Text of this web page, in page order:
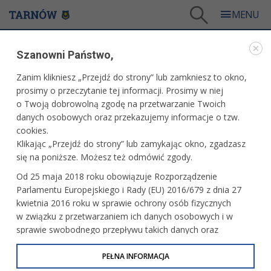
Uczta dla uszu i podniebienia, czyli Jarmark Regionalny
WARTO PRZECZYTAĆ
UCZTA DLA USZU I PODNIEBIENIA, CZYLI
JARMARK REGIONALNY
03.07.2023, 15:21 Redakcja tarnow.pl
Jarmark Regionalny pełen frykasów, pamiątek i muzyki
różnorodnych kapel to kolejna letnia atrakcja dla tarnowian!
Plac Kazimierza 7 i 8 lipca zamieni się w scenę dla
zespołów regionalnych oraz festiwal smaku z wystawcami.
To doskonała okazja, by cieszyć się atmosferą tradycji,
kultury i piękna naszego regionu.
Szanowni Państwo,
Zanim klikniesz „Przejdź do strony” lub zamkniesz to okno,
prosimy o przeczytanie tej informacji. Prosimy w niej
o Twoją dobrowolną zgodę na przetwarzanie Twoich
danych osobowych oraz przekazujemy informacje o tzw.
cookies.
Klikając „Przejdź do strony” lub zamykając okno, zgadzasz
się na poniższe. Możesz też odmówić zgody.
Od 25 maja 2018 roku obowiązuje Rozporządzenie
Parlamentu Europejskiego i Rady (EU) 2016/679 z dnia 27
kwietnia 2016 roku w sprawie ochrony osób fizycznych
w związku z przetwarzaniem ich danych osobowych i w
sprawie swobodnego przepływu takich danych oraz
uchylenia dyrektywy 95/46/WE (określane jako RODO, GDPR
lub Ogólne Rozporządzenie o Ochronie Danych
PEŁNA INFORMACJA